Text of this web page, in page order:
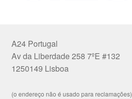
A24 Portugal
Av da Liberdade 258 7ºE #132
1250149 Lisboa
(o endereço não é usado para reclamações)